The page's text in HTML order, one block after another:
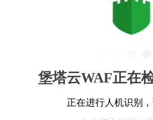
堡塔云WAF正在
正在进行人机识别